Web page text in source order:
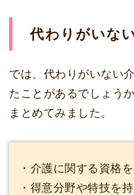
代わりがいな
では、代わりがいない
たことがあるでしょうか
まとめてみました。
・介護に関する資格
・得意分野や特技を